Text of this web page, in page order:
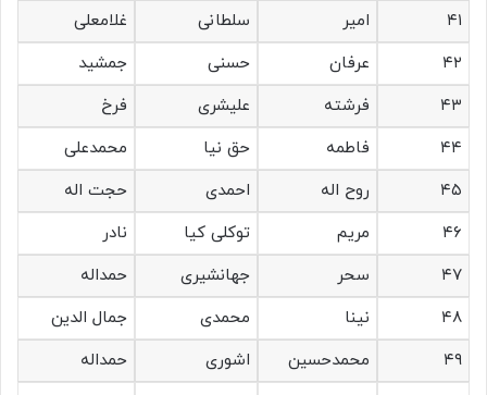
۴۱
امیر سلطانی
غلامعلی
۴۲
عرفان حسنی
جمشید
۴۳
فرشته علیشری
فرخ
۴۴
فاطمه حق نیا
محمدعلی
۴۵
روح اله احمدی
حجت اله
۴۶
مریم توکلی کیا
نادر
۴۷
سحر جهانشیری
حمداله
۴۸
نینا محمدی
جمال الدین
۴۹
محمدحسین اشوری
حمداله